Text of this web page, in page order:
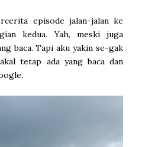
episode jalan-jalan ke
kedua. Yah, meski juga
baca. Tapi aku yakin se-gak
tetap ada yang baca dan